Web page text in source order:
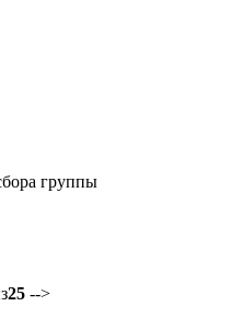
группы
25 -->